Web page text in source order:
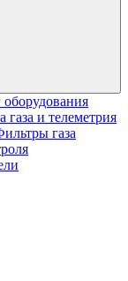
оборудования
газа и телеметрия
газа